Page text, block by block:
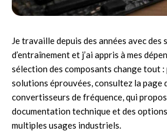
Je travaille depuis des années avec des
d’entraînement et j’ai appris à mes
sélection des composants change tout
solutions éprouvées, consultez la page
convertisseurs de fréquence , qui
documentation technique et des
multiples usages industriels.